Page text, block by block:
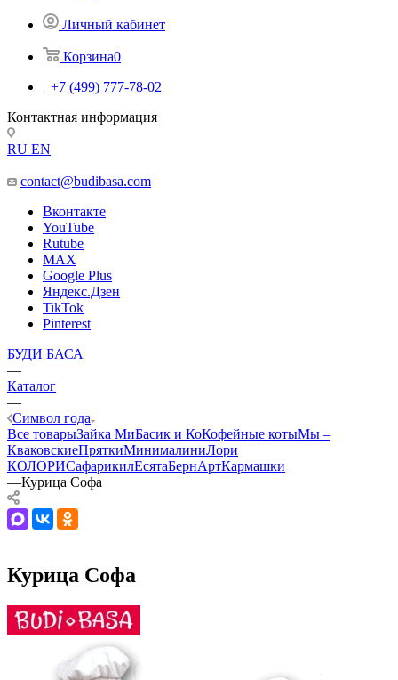
Личный кабинет
Корзина0
+7 (499) 777-78-02
Контактная информация
RU EN
contact@budibasa.com
Вконтакте
YouTube
Rutube
MAX
Google Plus
Яндекс.Дзен
TikTok
Pinterest
БУДИ БАСА
—
Каталог
—
Символ года
Все товарыЗайка МиБасик и КоКофейные котыМы –
КваковскиеПряткиМинималиниЛори
КОЛОРИСафарикилЕсятаБернАртКармашки
—Курица Софа
Курица Софа